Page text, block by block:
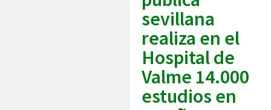
sevillana
realiza en el
Hospital de
Valme 14.000
estudios en